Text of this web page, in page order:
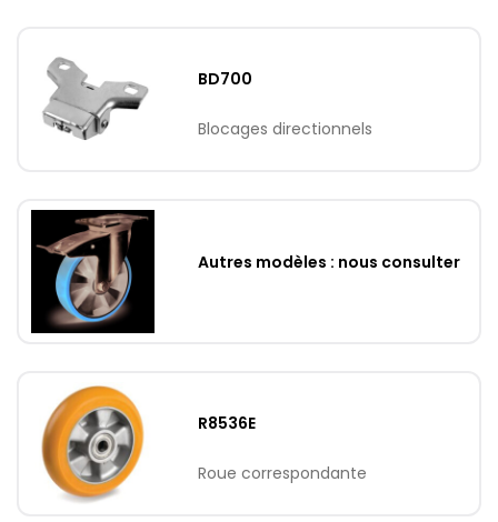
BD700
Blocages directionnels
Autres modèles : nous consulter
R8536E
Roue correspondante